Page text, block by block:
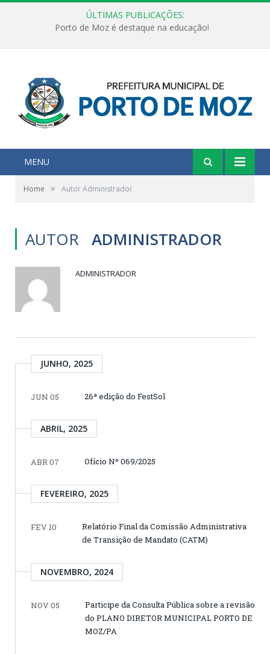
ÚLTIMAS PUBLICAÇÕES:
Porto de Moz é destaque na educação!
MENU
Home » Autor Administrador
AUTOR ADMINISTRADOR
ADMINISTRADOR
JUNHO, 2025
JUN 05 26ª edição do FestSol
ABRIL, 2025
ABR 07 Ofício Nº 069/2025
FEVEREIRO, 2025
FEV 10
Relatório Final da Comissão Administrativa
de Transição de Mandato (CATM)
NOVEMBRO, 2024
NOV 05
Participe da Consulta Pública sobre a revisão
do PLANO DIRETOR MUNICIPAL PORTO DE
MOZ/PA